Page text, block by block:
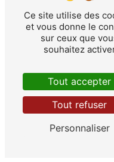
En
Ce site utilise des
et vous donne le
sur ceux que
souhaitez
Tout accepter
Tout refuser
Personnaliser